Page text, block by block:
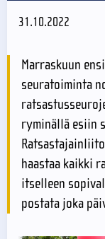
31.10.2022
Marraskuun
seuratoiminta
ryminällä esiin
haastaa kaikki
itselleen
postata joka